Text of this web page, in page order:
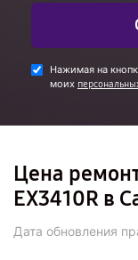
Нажимая на
моих
Цена
EX3410R в
Дата обновления